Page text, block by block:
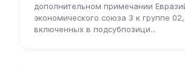
дополнительном примечании
экономического союза 3 к группе
включенных в подсубпозици...